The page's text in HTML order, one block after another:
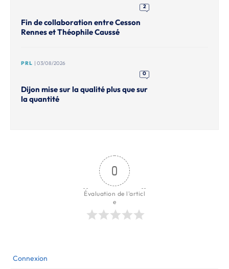
2
Fin de collaboration entre Cesson
Rennes et Théophile Caussé
PRL | 03/08/2026
0
Dijon mise sur la qualité plus que sur
la quantité
0
Évaluation de l'articl
e
Connexion